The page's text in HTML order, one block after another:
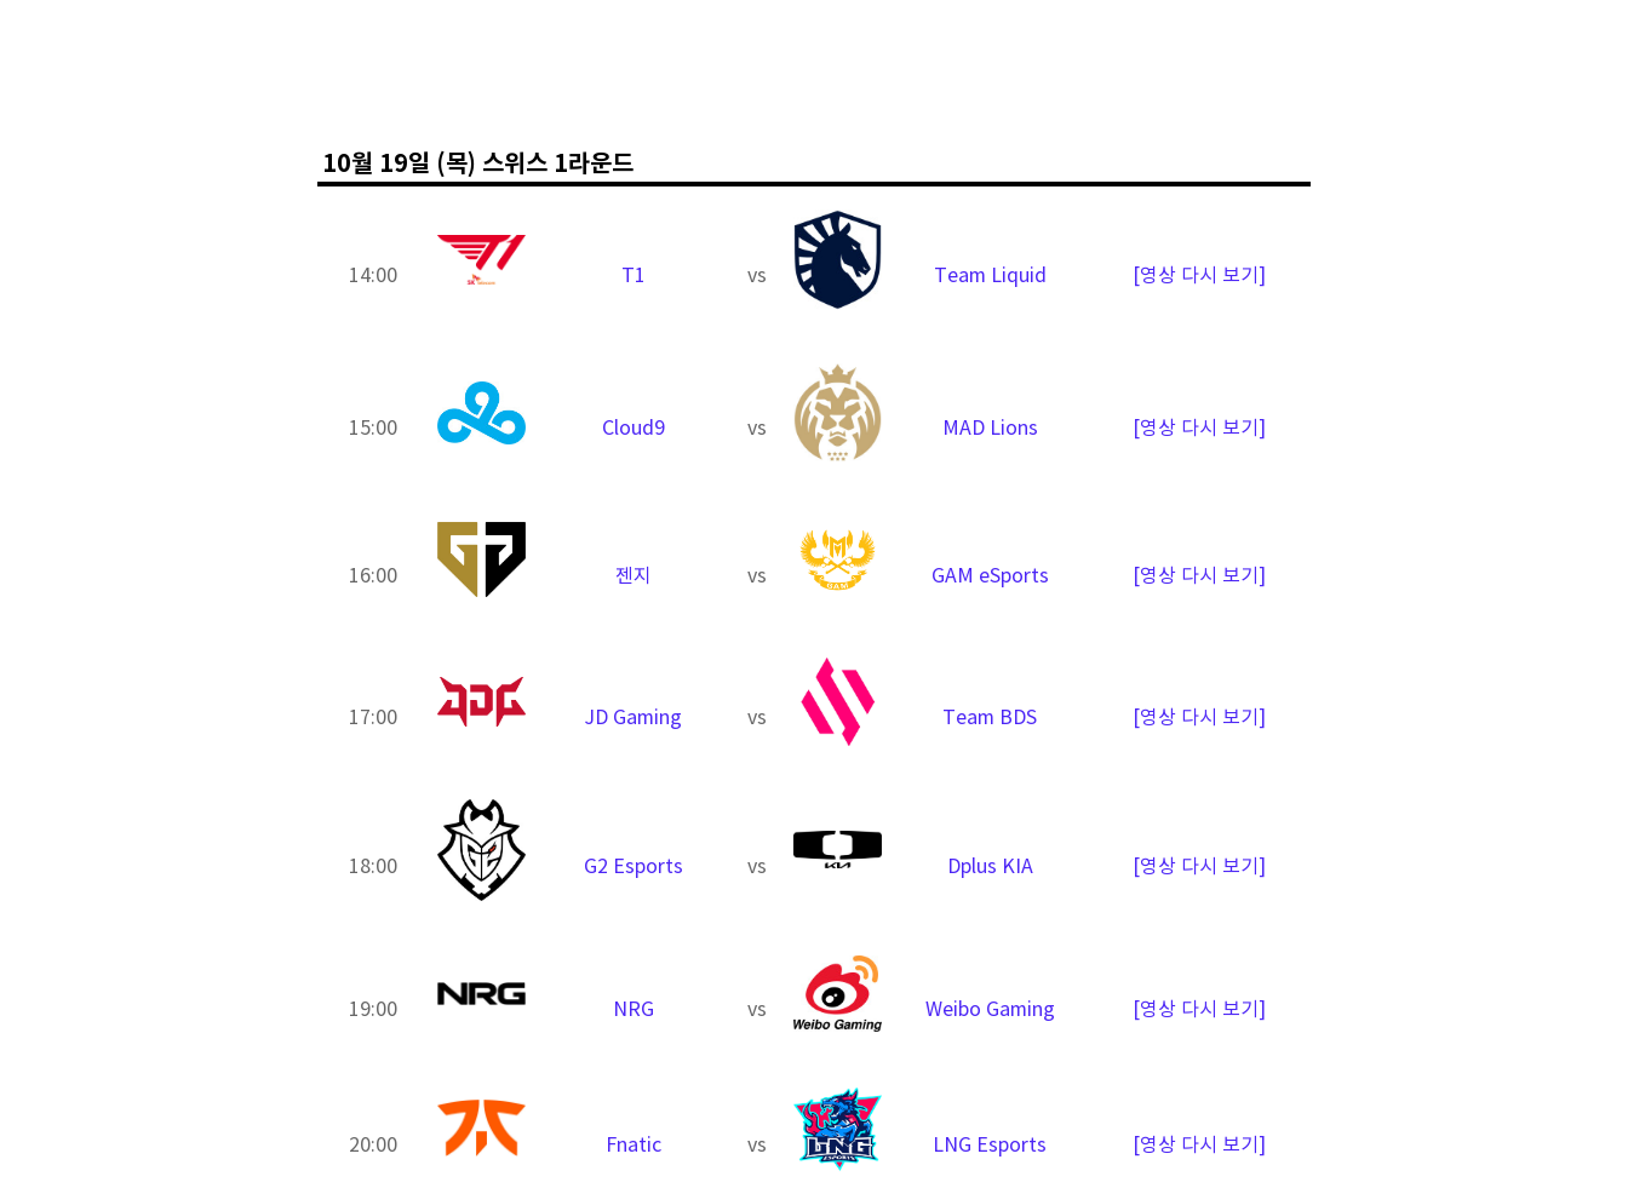
10월 19일 (목) 스위스 1라운드
14:00 T1 vs Team Liquid [영상 다시 보기]
15:00 Cloud9 vs MAD Lions [영상 다시 보기]
16:00 젠지 vs GAM eSports [영상 다시 보기]
17:00 JD Gaming vs Team BDS [영상 다시 보기]
18:00 G2 Esports vs Dplus KIA [영상 다시 보기]
19:00 NRG vs Weibo Gaming [영상 다시 보기]
20:00 Fnatic vs LNG Esports [영상 다시 보기]